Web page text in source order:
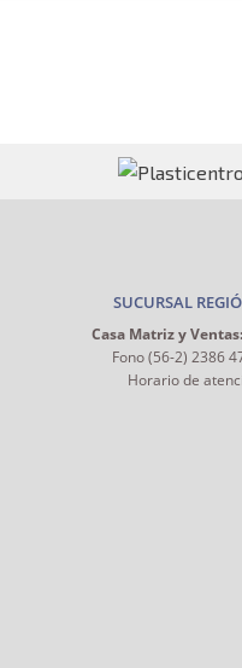
SUCURSAL
Casa Matriz y Ventas:
Fono (56-2) 2386
Horario de